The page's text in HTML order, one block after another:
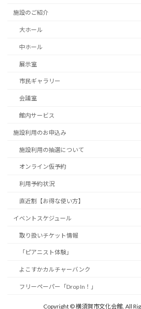
施設のご紹介
大ホール
中ホール
展示室
市民ギャラリー
会議室
館内サービス
施設利用のお申込み
施設利用の抽選について
オンライン仮予約
利用予約状況
直近割【お得な使い方】
イベントスケジュール
取り扱いチケット情報
「ピアニスト体験」
よこすかカルチャーバンク
フリーペーパー「Drop In！」
Copyright © 横須賀市文化会館. All